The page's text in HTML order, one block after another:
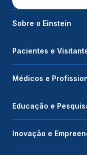
Sobre o Einstein
Pacientes e
Médicos e
Educação e
Inovação e